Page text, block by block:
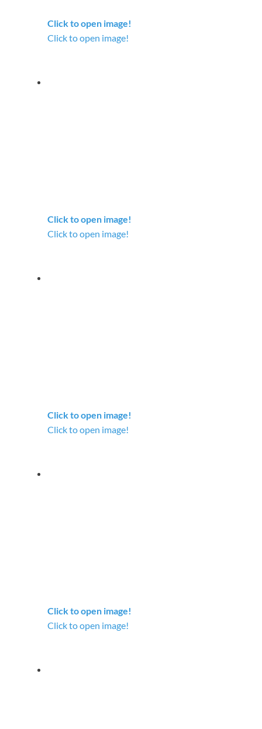
Click to open image!
Click to open image!
Click to open image!
Click to open image!
Click to open image!
Click to open image!
Click to open image!
Click to open image!